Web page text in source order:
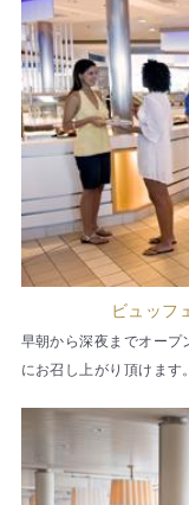
ビュッフ
早朝から深夜までオープ
にお召し上がり頂けます。